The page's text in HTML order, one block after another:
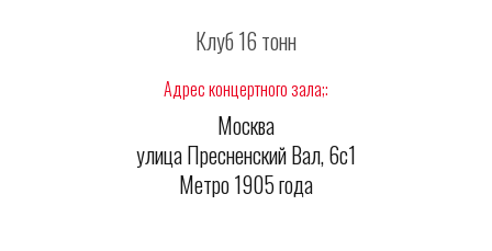
Клуб 16 тонн
Адрес концертного зала;:
Москва
улица Пресненский Вал, 6с1
Метро 1905 года